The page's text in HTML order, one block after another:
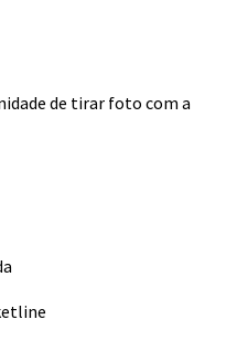
de tirar foto com a